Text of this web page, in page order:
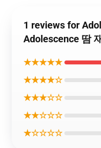
1 reviews for
Adolescence 땀
★★★★★
★★★★☆
★★★☆☆
★★☆☆☆
★☆☆☆☆